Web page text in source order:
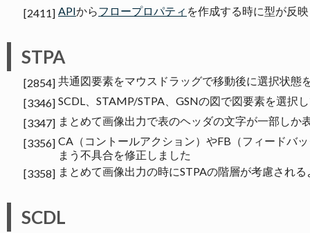
[2411] APIからフロープロパティ を作成する時に型が反
STPA
[2854] 共通図要素をマウスドラッグで移動後に選択状態
[3346] SCDL、STAMP/STPA、GSNの図で図要素を選択
[3347] まとめて画像出力で表のヘッダの文字が一部し
[3356] CA（コントールアクション）やFB（フィードバ
まう不具合を修正しました
[3358] まとめて画像出力の時にSTPAの階層が考慮され
SCDL